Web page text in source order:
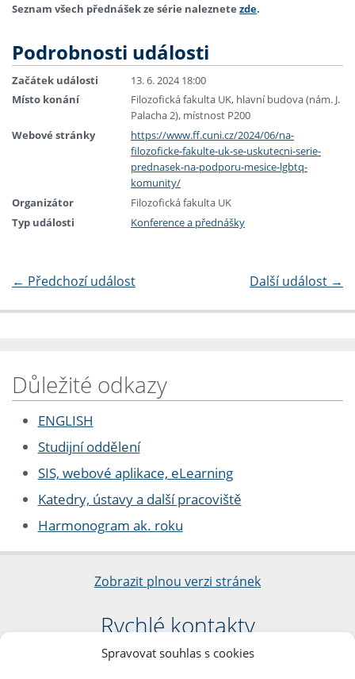
Spravovat souhlas s cookies
Seznam všech přednášek ze série naleznete zde.
Podrobnosti události
Začátek události
13. 6. 2024 18:00
Místo konání
Filozofická fakulta UK, hlavní budova (nám. J.
Palacha 2), místnost P200
Webové stránky
https://www.ff.cuni.cz/2024/06/na-
filozoficke-fakulte-uk-se-uskutecni-serie-
prednasek-na-podporu-mesice-lgbtq-
komunity/
Organizátor
Filozofická fakulta UK
Typ události
Konference a přednášky
← Předchozí událost Další událost →
Důležité odkazy
ENGLISH
Studijní oddělení
SIS, webové aplikace, eLearning
Katedry, ústavy a další pracoviště
Harmonogram ak. roku
Zobrazit plnou verzi stránek
Rychlé kontakty
Filozofická fakulta